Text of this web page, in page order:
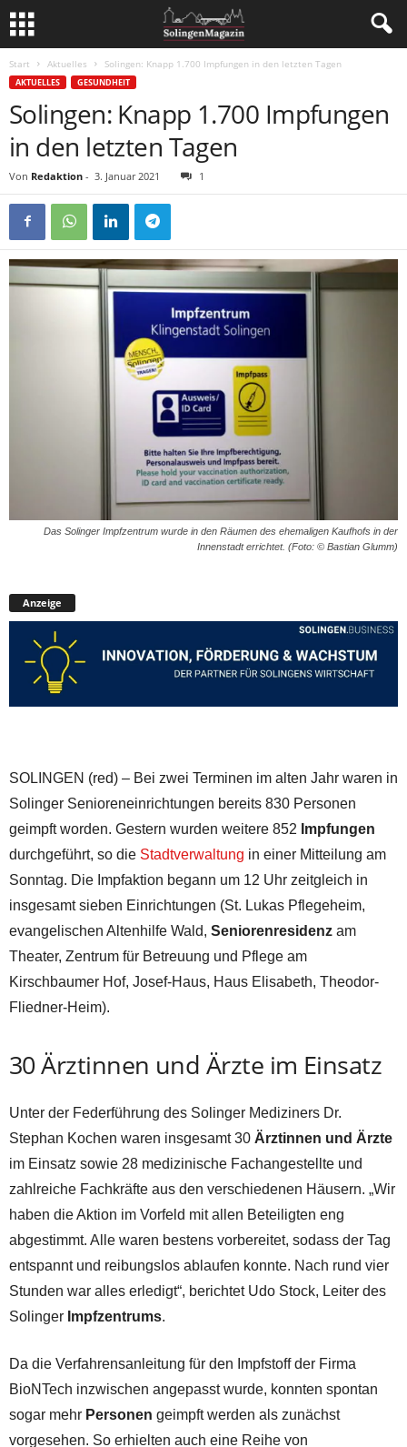
Start Aktuelles Solingen: Knapp 1.700 Impfungen in den letzten Tagen
AKTUELLES GESUNDHEIT
Solingen: Knapp 1.700 Impfungen
in den letzten Tagen
Von Redaktion - 3. Januar 2021 1
Das Solinger Impfzentrum wurde in den Räumen des ehemaligen Kaufhofs in der
Innenstadt errichtet. (Foto: © Bastian Glumm)
Anzeige
SOLINGEN (red) – Bei zwei Terminen im alten Jahr waren in
Solinger Senioreneinrichtungen bereits 830 Personen
geimpft worden. Gestern wurden weitere 852 Impfungen
durchgeführt, so die Stadtverwaltung in einer Mitteilung am
Sonntag. Die Impfaktion begann um 12 Uhr zeitgleich in
insgesamt sieben Einrichtungen (St. Lukas Pflegeheim,
evangelischen Altenhilfe Wald, Seniorenresidenz am
Theater, Zentrum für Betreuung und Pflege am
Kirschbaumer Hof, Josef-Haus, Haus Elisabeth, Theodor-
Fliedner-Heim).
30 Ärztinnen und Ärzte im Einsatz
Unter der Federführung des Solinger Mediziners Dr.
Stephan Kochen waren insgesamt 30 Ärztinnen und Ärzte
im Einsatz sowie 28 medizinische Fachangestellte und
zahlreiche Fachkräfte aus den verschiedenen Häusern. „Wir
haben die Aktion im Vorfeld mit allen Beteiligten eng
abgestimmt. Alle waren bestens vorbereitet, sodass der Tag
entspannt und reibungslos ablaufen konnte. Nach rund vier
Stunden war alles erledigt“, berichtet Udo Stock, Leiter des
Solinger Impfzentrums.
Da die Verfahrensanleitung für den Impfstoff der Firma
BioNTech inzwischen angepasst wurde, konnten spontan
sogar mehr Personen geimpft werden als zunächst
vorgesehen. So erhielten auch eine Reihe von